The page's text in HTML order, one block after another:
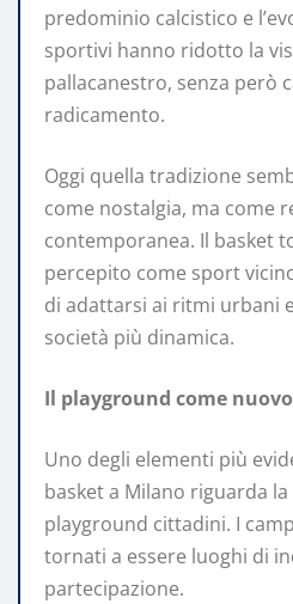
predominio calcistico e
sportivi hanno ridotto la
pallacanestro, senza però
radicamento.
Oggi quella tradizione
come nostalgia, ma come
contemporanea. Il basket
percepito come sport
di adattarsi ai ritmi urbani
società più dinamica.
Il playground come
Uno degli elementi più
basket a Milano riguarda
playground cittadini. I
tornati a essere luoghi di
partecipazione.